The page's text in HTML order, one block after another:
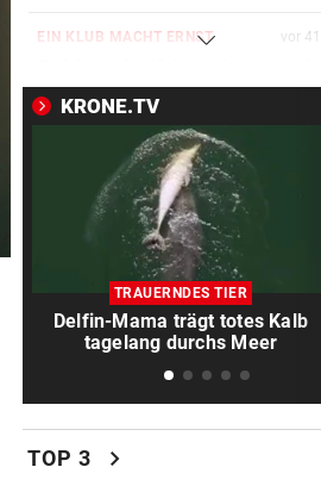
EIN KLUB MACHT ERNST vor
zum Knackpunkt?
NÄCHSTE ABHÖR-AFFÄRE:
SPÖ und ÖVP wollen die
Lederer aussitzen
OSV-DUO IN PARIS vor
Knoll und Lotfi ziehen vom
ins EM-Finale ein
Goldpreis legte diese Woche
neuen Höhenflug hin
KRONE.TV
TRAUERNDES TIER
Delfin-Mama trägt totes Kalb
tagelang durchs Meer
TOP 3 chevron_right